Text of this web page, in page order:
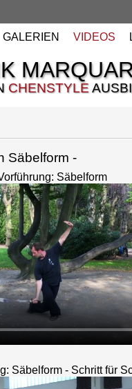
GALERIEN VIDEOS
CHENSTYLE
Säbelform -
Säbelform
Säbelform - Schritt für